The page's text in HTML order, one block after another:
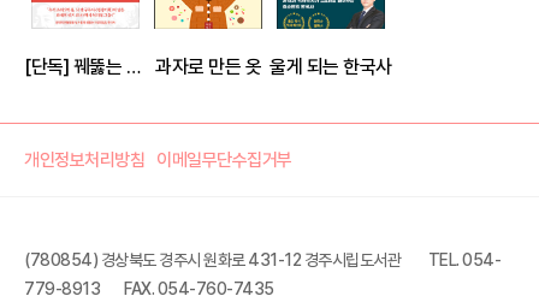
[단독] 꿰뚫는 한국사 과자로 만든 옷 울게 되는 한국사
개인정보처리방침 이메일무단수집거부
(780854) 경상북도 경주시 원화로 431-12 경주시립도서관
TEL. 054-
779-8913
FAX. 054-760-7435